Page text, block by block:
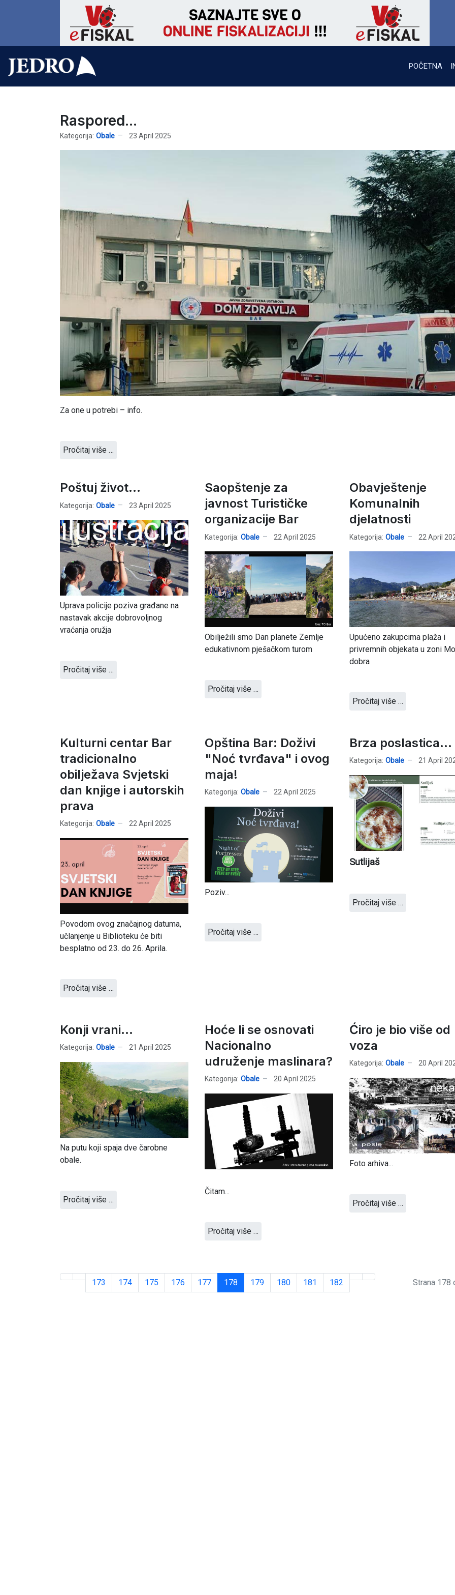
POČETNA
Raspored...
Kategorija: Obale 23 April 2025
Za one u potrebi – info.
Pročitaj više …
Poštuj život...
Kategorija: Obale 23 April 2025
Uprava policije poziva građane na
nastavak akcije dobrovoljnog
vraćanja oružja
Pročitaj više …
Saopštenje za
javnost Turističke
organizacije Bar
Kategorija: Obale 22 April 2025
Obilježili smo Dan planete Zemlje
edukativnom pješačkom turom
Pročitaj više …
Obavještenje
Komunalnih
djelatnosti
Kategorija: Obale 22 April
Upućeno zakupcima plaža i
privremnih objekata u zoni
dobra
Pročitaj više …
Kulturni centar Bar
tradicionalno
obilježava Svjetski
dan knjige i autorskih
prava
Kategorija: Obale 22 April 2025
Povodom ovog značajnog datuma,
učlanjenje u Biblioteku će biti
besplatno od 23. do 26. Aprila.
Pročitaj više …
Opština Bar: Doživi
"Noć tvrđava" i ovog
maja!
Kategorija: Obale 22 April 2025
Poziv...
Pročitaj više …
Brza poslastica...
Kategorija: Obale 21 April
Sutlijaš
Pročitaj više …
Konji vrani...
Kategorija: Obale 21 April 2025
Na putu koji spaja dve čarobne
obale.
Pročitaj više …
Hoće li se osnovati
Nacionalno
udruženje maslinara?
Kategorija: Obale 20 April 2025
Čitam...
Pročitaj više …
Ćiro je bio više od
voza
Kategorija: Obale 20 April
Foto arhiva...
Pročitaj više …
173 174 175 176 177 178 179 180 181 182 Strana 178